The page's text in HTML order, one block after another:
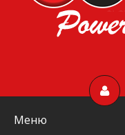
Меню